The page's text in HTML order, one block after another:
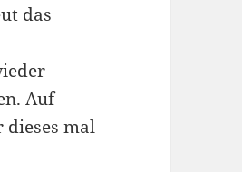
das
Auf
mal